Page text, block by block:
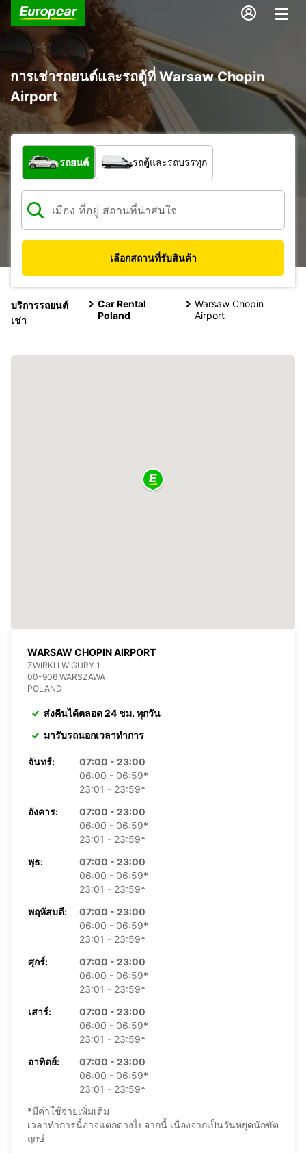
การเช่ารถยนต์และรถตู้ที่ Warsaw Chopin
Airport
รถประเภทใด
รถยนต์ รถตู้และรถบรรทุก
เลือกสถานที่รับสินค้า
บริการรถยนต์
เช่า
Car Rental
Poland
Warsaw Chopin
Airport
WARSAW CHOPIN AIRPORT
ZWIRKI I WIGURY 1
00-906 WARSZAWA
POLAND
ส่งคืนได้ตลอด 24 ชม. ทุกวัน
มารับรถนอกเวลาทำการ
จันทร์:
07:00 - 23:00
06:00 - 06:59*
23:01 - 23:59*
อังคาร:
07:00 - 23:00
06:00 - 06:59*
23:01 - 23:59*
พุธ:
07:00 - 23:00
06:00 - 06:59*
23:01 - 23:59*
พฤหัสบดี:
07:00 - 23:00
06:00 - 06:59*
23:01 - 23:59*
ศุกร์:
07:00 - 23:00
06:00 - 06:59*
23:01 - 23:59*
เสาร์:
07:00 - 23:00
06:00 - 06:59*
23:01 - 23:59*
อาทิตย์:
07:00 - 23:00
06:00 - 06:59*
23:01 - 23:59*
*มีค่าใช้จ่ายเพิ่มเติม
เวลาทำการนี้อาจแตกต่างไปจากนี้ เนื่องจากเป็นวันหยุดนักขัต
ฤกษ์